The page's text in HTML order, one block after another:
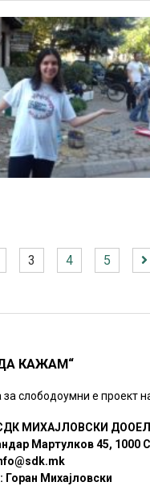
3 4 5
КАЖАМ“
слободоумни е проект
МИХАЈЛОВСКИ ДООЕЛ
Мартулков 45, 1000
Горан Михајловски